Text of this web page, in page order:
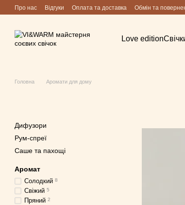
Перейти до основного контенту
Про нас Відгуки Оплата та доставка Обмін та
Love edition
Головна Аромати для дому
Дифузори
Рум-спреї
Саше та пахощі
Аромат
Солодкий 8
Свіжий 5
Пряний 2